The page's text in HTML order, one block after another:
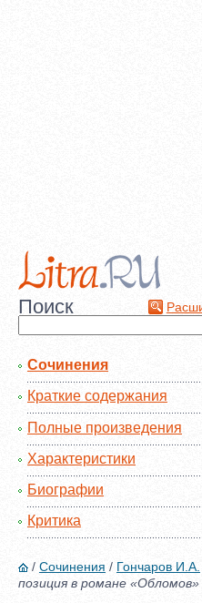
Поиск
Сочинения
Краткие содержания
Полные произведения
Характеристики
Биографии
Критика
/ Сочинения / Гончаров И.А.
позиция в романе «Обломов»